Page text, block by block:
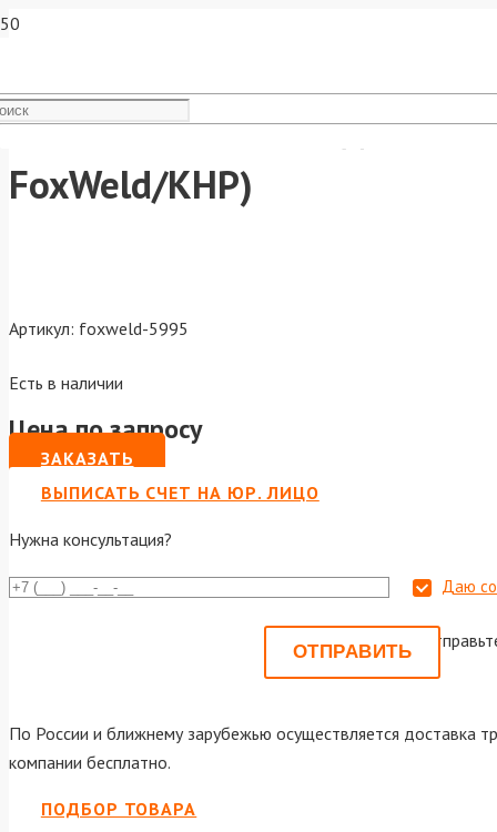
Комплект кабелей для
FoxWeld/КНР)
Артикул: foxweld-5995
Есть в наличии
Цена по запросу
ЗАКАЗАТЬ
ВЫПИСАТЬ СЧЕТ НА ЮР. ЛИЦО
Нужна консультация?
Даю
Или
По России и ближнему зарубежью осуществляется доставка
компании бесплатно.
ПОДБОР ТОВАРА